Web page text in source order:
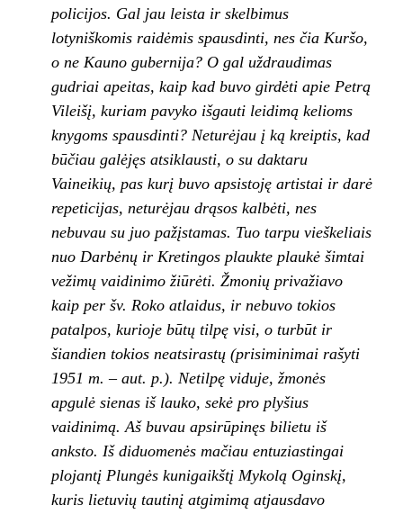
policijos. Gal jau leis­ta ir skelbimus
lotyniškomis raidėmis spaus­dinti, nes čia Kuršo,
o ne Kauno gubernija? O gal uždraudimas
gudriai apeitas, kaip kad bu­vo girdėti apie Petrą
Vileišį, kuriam pavyko iš­gauti leidimą kelioms
knygoms spausdinti? Ne­turėjau į ką kreiptis, kad
būčiau galėjęs atsi­klausti, o su daktaru
Vaineikių, pas kurį buvo apsistoję artistai ir darė
repeticijas, neturėjau drąsos kalbėti, nes
nebuvau su juo pažįstamas. Tuo tarpu vieškeliais
nuo Darbėnų ir Kretingos plaukte plaukė šimtai
vežimų vaidinimo žiūrėti. Žmonių privažiavo
kaip per šv. Roko atlaidus, ir nebuvo tokios
patalpos, kurioje būtų tilpę vi­si, o turbūt ir
šiandien tokios neatsirastų (prisi­minimai rašyti
1951 m. – aut. p.). Netilpę vidu­je, žmonės
apgulė sienas iš lauko, sekė pro plyšius
vaidinimą. Aš buvau apsirūpinęs bilie­tu iš
anksto. Iš diduomenės mačiau entuzias­tingai
plojantį Plungės kunigaikštį Mykolą Oginskį,
kuris lietuvių tautinį atgimimą atjaus­davo